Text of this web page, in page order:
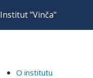
Institut "Vinča"
O institutu